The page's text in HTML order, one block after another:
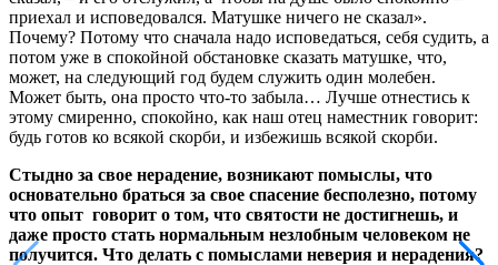
приехал и исповедовался. Матушке ничего не сказал».
Почему? Потому что сначала надо исповедаться, себя судить, а
потом уже в спокойной обстановке сказать матушке, что,
может, на следующий год будем служить один молебен.
Может быть, она просто что-то забыла… Лучше отнестись к
этому смиренно, спокойно, как наш отец наместник говорит:
будь готов ко всякой скорби, и избежишь всякой скорби.
Стыдно за свое нерадение, возникают помыслы, что
основательно браться за свое спасение бесполезно, потому
что опыт говорит о том, что святости не достигнешь, и
даже просто стать нормальным незлобным человеком не
получится. Что делать с помыслами неверия и нерадения?